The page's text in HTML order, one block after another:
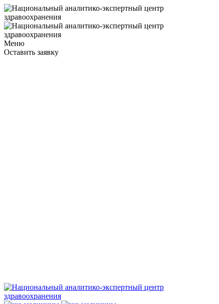
Меню
Оставить заявку